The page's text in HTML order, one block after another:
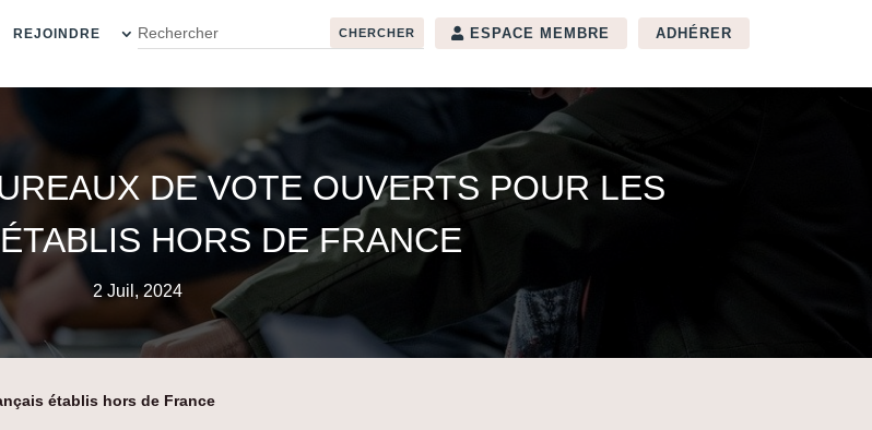
REJOINDRE ESPACE MEMBRE ADHÉRER
DE VOTE OUVERTS POUR LES
HORS DE FRANCE
2 Juil, 2024
établis hors de France